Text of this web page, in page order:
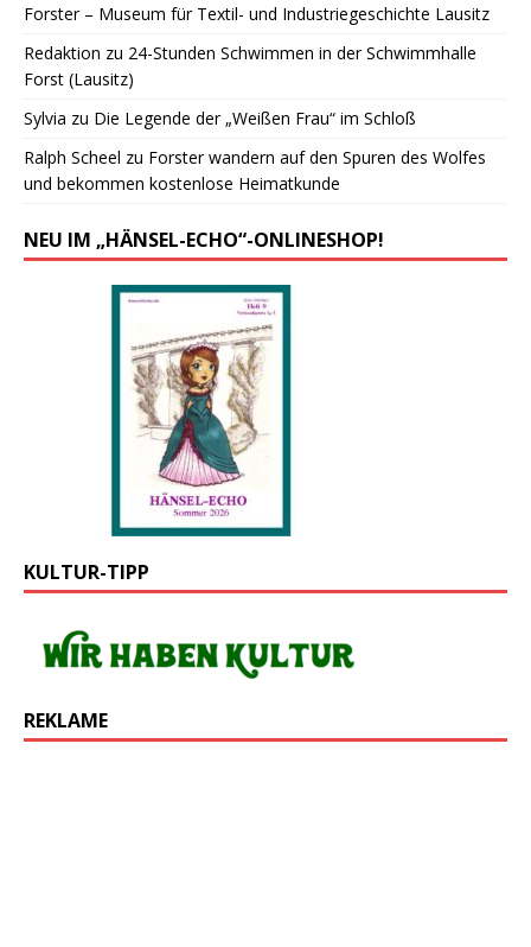
Forster – Museum für Textil- und Industriegeschichte Lausitz
Redaktion zu 24-Stunden Schwimmen in der Schwimmhalle
Forst (Lausitz)
Sylvia zu Die Legende der „Weißen Frau“ im Schloß
Ralph Scheel zu Forster wandern auf den Spuren des Wolfes
und bekommen kostenlose Heimatkunde
NEU IM „HÄNSEL-ECHO“-ONLINESHOP!
KULTUR-TIPP
REKLAME